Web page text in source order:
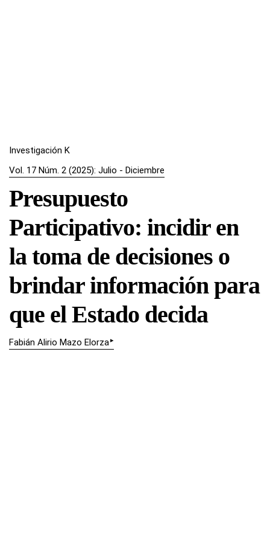
Investigación K
Vol. 17 Núm. 2 (2025): Julio - Diciembre
Presupuesto
Participativo: incidir en
la toma de decisiones o
brindar información para
que el Estado decida
Fabián Alirio Mazo Elorza▸